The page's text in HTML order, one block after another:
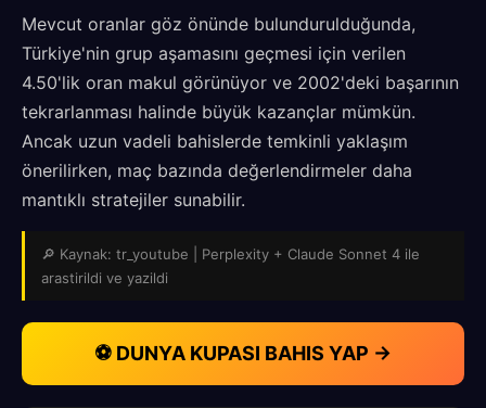
Mevcut oranlar göz önünde bulundurulduğunda,
Türkiye'nin grup aşamasını geçmesi için verilen
4.50'lik oran makul görünüyor ve 2002'deki başarının
tekrarlanması halinde büyük kazançlar mümkün.
Ancak uzun vadeli bahislerde temkinli yaklaşım
önerilirken, maç bazında değerlendirmeler daha
mantıklı stratejiler sunabilir.
🔎 Kaynak: tr_youtube | Perplexity + Claude Sonnet 4 ile
arastirildi ve yazildi
⚽ DUNYA KUPASI BAHIS YAP →